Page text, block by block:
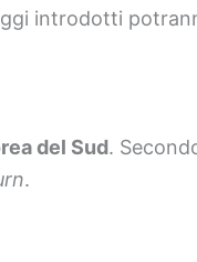
introdotti
del Sud.
.